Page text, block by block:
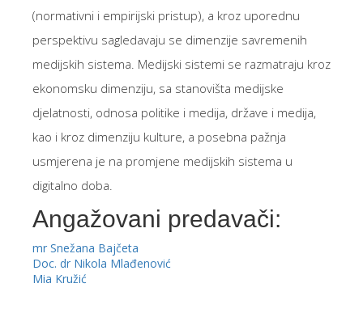
(normativni i empirijski pristup), a kroz uporednu
perspektivu sagledavaju se dimenzije savremenih
medijskih sistema. Medijski sistemi se razmatraju kroz
ekonomsku dimenziju, sa stanovišta medijske
djelatnosti, odnosa politike i medija, države i medija,
kao i kroz dimenziju kulture, a posebna pažnja
usmjerena je na promjene medijskih sistema u
digitalno doba.
Angažovani predavači:
mr Snežana Bajčeta
Doc. dr Nikola Mlađenović
Mia Kružić